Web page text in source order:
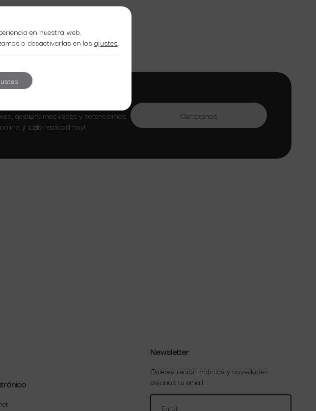
gestionamos redes y potenciamos
¡Hazlo realidad hoy!
Conócenos
Newsletter
Quieres recibir noticias y novedades,
dejanos tu email.
en nuestra web.
o desactivarlas en los ajustes